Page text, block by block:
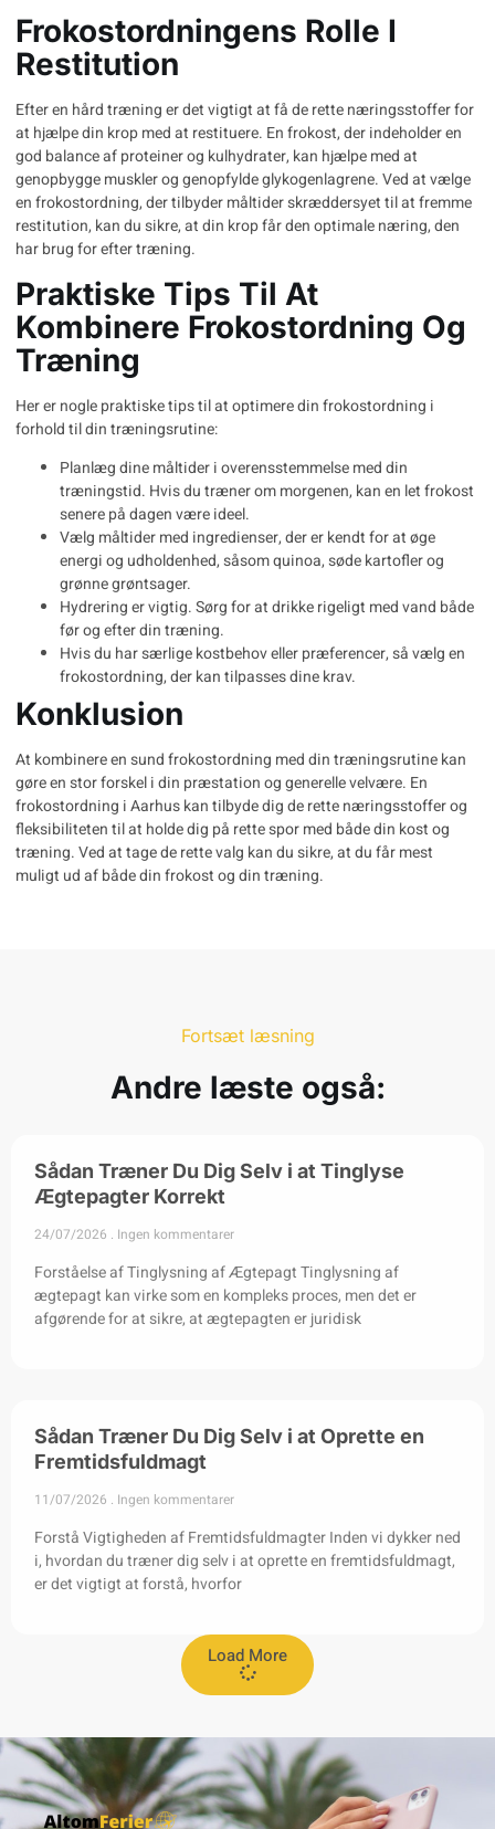
Frokostordningens Rolle I
Restitution
Efter en hård træning er det vigtigt at få de rette næringsstoffer for
at hjælpe din krop med at restituere. En frokost, der indeholder en
god balance af proteiner og kulhydrater, kan hjælpe med at
genopbygge muskler og genopfylde glykogenlagrene. Ved at vælge
en frokostordning, der tilbyder måltider skræddersyet til at fremme
restitution, kan du sikre, at din krop får den optimale næring, den
har brug for efter træning.
Praktiske Tips Til At
Kombinere Frokostordning Og
Træning
Her er nogle praktiske tips til at optimere din frokostordning i
forhold til din træningsrutine:
Planlæg dine måltider i overensstemmelse med din
træningstid. Hvis du træner om morgenen, kan en let frokost
senere på dagen være ideel.
Vælg måltider med ingredienser, der er kendt for at øge
energi og udholdenhed, såsom quinoa, søde kartofler og
grønne grøntsager.
Hydrering er vigtig. Sørg for at drikke rigeligt med vand både
før og efter din træning.
Hvis du har særlige kostbehov eller præferencer, så vælg en
frokostordning, der kan tilpasses dine krav.
Konklusion
At kombinere en sund frokostordning med din træningsrutine kan
gøre en stor forskel i din præstation og generelle velvære. En
frokostordning i Aarhuskan tilbyde dig de rette næringsstoffer og
fleksibiliteten til at holde dig på rette spor med både din kost og
træning. Ved at tage de rette valg kan du sikre, at du får mest
muligt ud af både din frokost og din træning.
Fortsæt læsning
Andre læste også:
Sådan Træner Du Dig Selv i at Tinglyse
Ægtepagter Korrekt
24/07/2026 Ingen kommentarer
Forståelse af Tinglysning af Ægtepagt Tinglysning af
ægtepagt kan virke som en kompleks proces, men det er
afgørende for at sikre, at ægtepagten er juridisk
Sådan Træner Du Dig Selv i at Oprette en
Fremtidsfuldmagt
11/07/2026 Ingen kommentarer
Forstå Vigtigheden af Fremtidsfuldmagter Inden vi dykker ned
i, hvordan du træner dig selv i at oprette en fremtidsfuldmagt,
er det vigtigt at forstå, hvorfor
Load More